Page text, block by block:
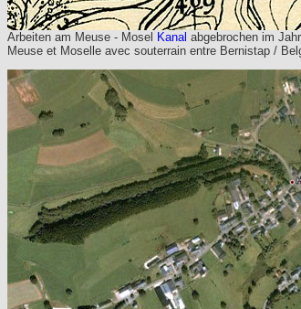
Arbeiten am Meuse - Mosel Kanal abgebrochen im
Meuse et Moselle avec souterrain entre Bernistap /